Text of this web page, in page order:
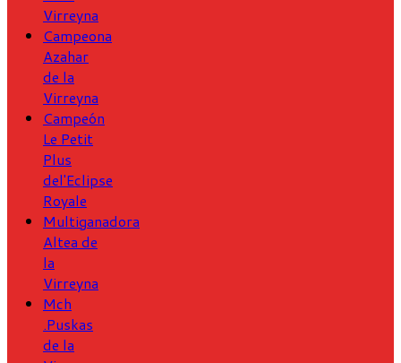
Virreyna
Campeona
Azahar
de la
Virreyna
Campeón
Le Petit
Plus
del'Eclipse
Royale
Multiganadora
Altea de
la
Virreyna
Mch
.Puskas
de la